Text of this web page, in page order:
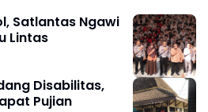
Satlantas Ngawi
Lintas
Disabilitas,
Pujian